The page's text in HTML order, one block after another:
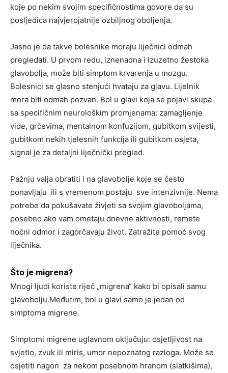
koje po nekim svojim specifičnostima govore da su
posljedica najvjerojatnije ozbiljnog oboljenja.
Jasno je da takve bolesnike moraju liječnici odmah
pregledati. U prvom redu, iznenadna i izuzetno žestoka
glavobolja, može biti simptom krvarenja u mozgu.
Bolesnici se glasno stenjući hvataju za glavu. Lijelnik
mora biti odmah pozvan. Bol u glavi koja se pojavi skupa
sa specifičnim neurološkim promjenama: zamagljenje
vide, grčevima, mentalnom konfuzijom, gubitkom svijesti,
gubitkom nekih tjelesnih funkcija ili gubitkom osjeta,
signal je za detaljni liječnički pregled.
Pažnju valja obratiti i na glavobolje koje se često
ponavljaju ili s vremenom postaju sve intenzivnije. Nema
potrebe da pokušavate živjeti sa svojim glavoboljama,
posebno ako vam ometaju dnevne aktivnosti, remete
noćni odmor i zagorčavaju život. Zatražite pomoć svog
liječnika.
Što je migrena?
Mnogi ljudi koriste riječ „migrena“ kako bi opisali samu
glavobolju.Međutim, bol u glavi samo je jedan od
simptoma migrene.
Simptomi migrene uglavnom uključuju: osjetljivost na
svjetlo, zvuk ili miris, umor nepoznatog razloga. Može se
osjetiti nagon za nekom posebnom hranom (slatkišima),